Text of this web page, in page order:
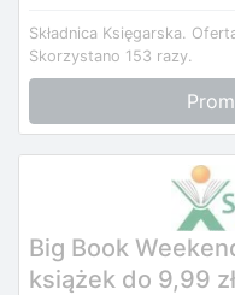
Składnica Księgarska.
Skorzystano 153 razy.
Big Book
książek do 9,99